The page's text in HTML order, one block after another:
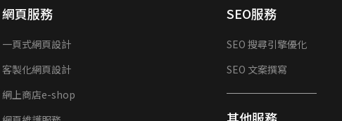
網頁服務
一頁式網頁設計
客製化網頁設計
網上商店e-shop
SEO服務
SEO 搜尋引擎優化
SEO 文案撰寫
其他服務